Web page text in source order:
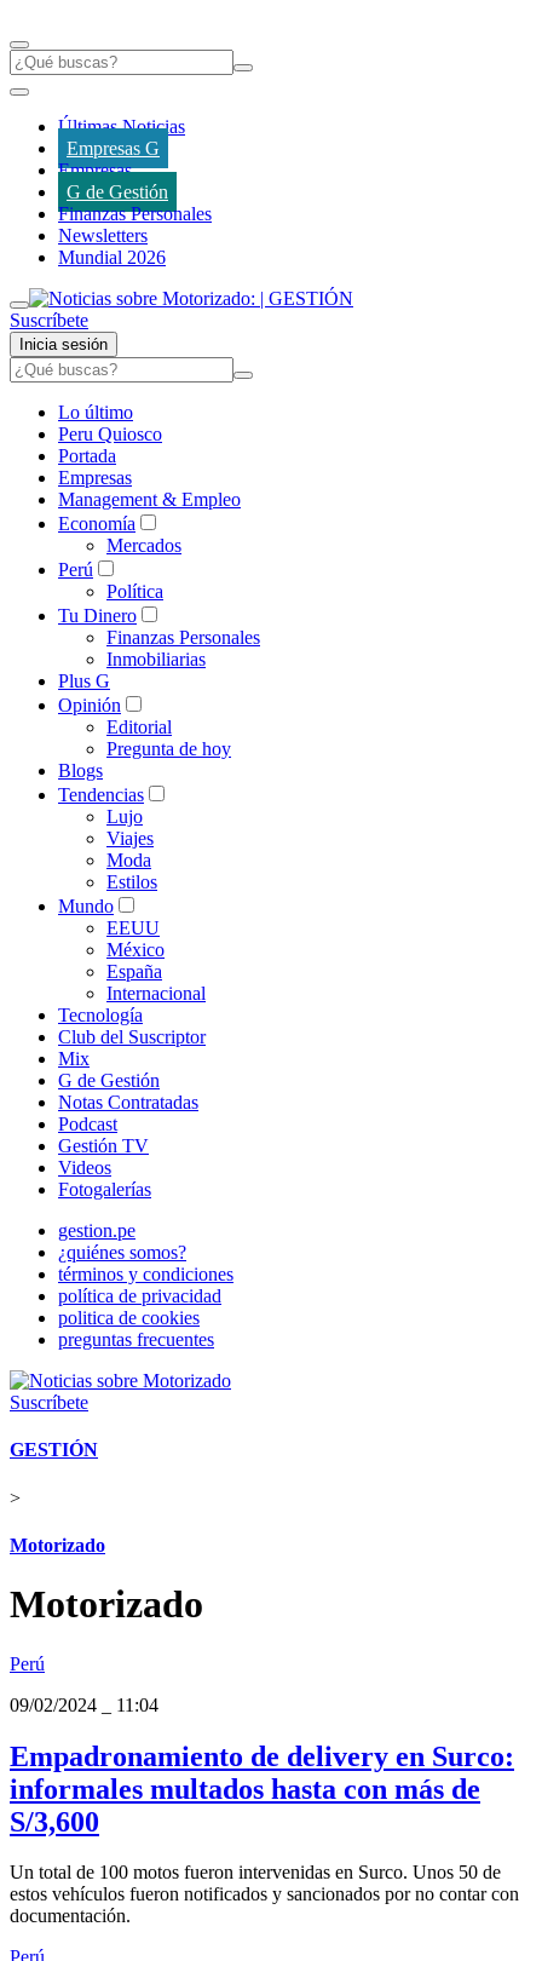
Últimas Noticias
Empresas G
Empresas
G de Gestión
Finanzas Personales
Newsletters
Mundial 2026
Suscríbete
Inicia sesión
Lo último
Peru Quiosco
Portada
Empresas
Management & Empleo
Economía
Mercados
Perú
Política
Tu Dinero
Finanzas Personales
Inmobiliarias
Plus G
Opinión
Editorial
Pregunta de hoy
Blogs
Tendencias
Lujo
Viajes
Moda
Estilos
Mundo
EEUU
México
España
Internacional
Tecnología
Club del Suscriptor
Mix
G de Gestión
Notas Contratadas
Podcast
Gestión TV
Videos
Fotogalerías
gestion.pe
¿quiénes somos?
términos y condiciones
política de privacidad
politica de cookies
preguntas frecuentes
Suscríbete
GESTIÓN
>
Motorizado
Motorizado
Perú
09/02/2024
11:04
Empadronamiento de delivery en Surco:
informales multados hasta con más de
S/3,600
Un total de 100 motos fueron intervenidas en Surco. Unos 50 de
estos vehículos fueron notificados y sancionados por no contar con
documentación.